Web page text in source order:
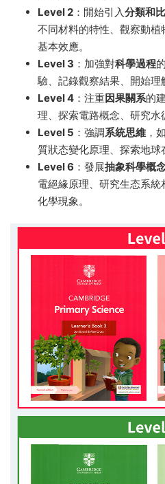
Level 2 ：開始引入分類和
不同材料的特性、觀察動
基本效應。
Level 3 ：加強對科學過程
驗、記錄觀察結果、開始理
Level 4 ：注重因果關系的
理、探索電路概念、研究水
Level 5 ：強調系統思維 ，
質狀态變化原理、探索地球
Level 6 ：發展抽象科學概
電絕緣原理、研究生态系
化學現象。